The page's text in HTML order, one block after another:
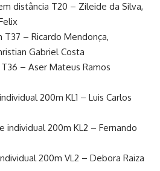
distância T20 – Zileide da Silva,
T37 – Ricardo Mendonça,
Gabriel Costa
– Aser Mateus Ramos
200m KL1 – Luis Carlos
individual 200m KL2 – Fernando
200m VL2 – Debora Raiza